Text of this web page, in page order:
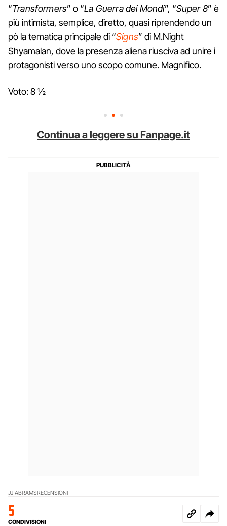
“Transformers” o “La Guerra dei Mondi”, “Super 8” è
più intimista, semplice, diretto, quasi riprendendo un
pò la tematica principale di “Signs” di M.Night
Shyamalan, dove la presenza aliena riusciva ad unire i
protagonisti verso uno scopo comune. Magnifico.
Voto: 8 ½
Continua a leggere su Fanpage.it
JJ ABRAMSRECENSIONI
5
CONDIVISIONI